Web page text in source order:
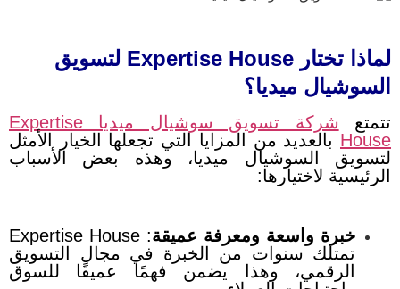
لماذا تختار Expertise House لتسويق
السوشيال ميديا؟
تتمتع
شركة تسويق سوشيال ميديا Expertise
House بالعديد من المزايا التي تجعلها الخيار الأمثل
لتسويق السوشيال ميديا، وهذه بعض الأسباب
الرئيسية لاختيارها:
خبرة واسعة ومعرفة عميقة:
Expertise House
تمتلك سنوات من الخبرة في مجال التسويق
الرقمي، وهذا يضمن فهمًا عميقًا للسوق